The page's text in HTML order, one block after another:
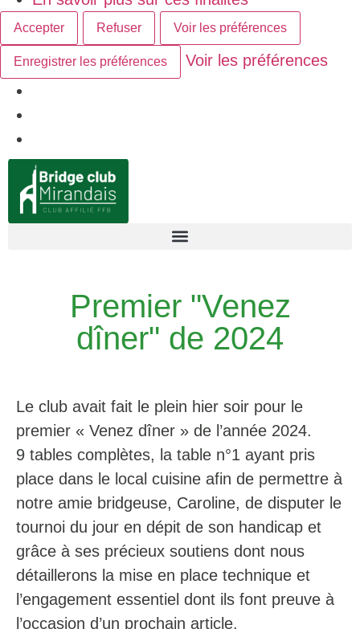
Accepter Refuser Voir les préférences
Enregistrer les préférences Voir les préférences
Premier "Venez
dîner" de 2024
Le club avait fait le plein hier soir pour le
premier « Venez dîner » de l’année 2024.
9 tables complètes, la table n°1 ayant pris
place dans le local cuisine afin de permettre à
notre amie bridgeuse, Caroline, de disputer le
tournoi du jour en dépit de son handicap et
grâce à ses précieux soutiens dont nous
détaillerons la mise en place technique et
l’engagement essentiel dont ils font preuve à
l’occasion d’un prochain article.